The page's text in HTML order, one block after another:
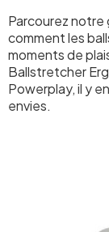
Parcourez notre
comment les
moments de
Ballstretcher
Powerplay, il y
envies.